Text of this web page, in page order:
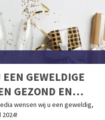
GEWELDIGE
GEZOND EN
wensen wij u een geweldig,